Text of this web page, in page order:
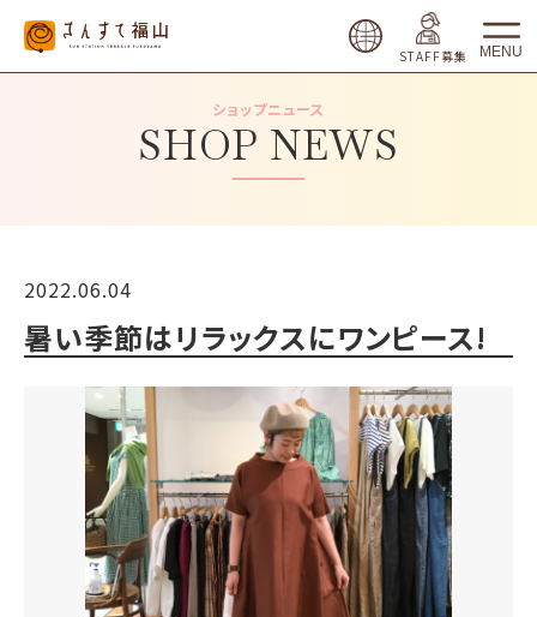
STAFF募集 MENU
SHOP NEWS
ショップニュース
2022.06.04
暑い季節はリラックスにワンピース!